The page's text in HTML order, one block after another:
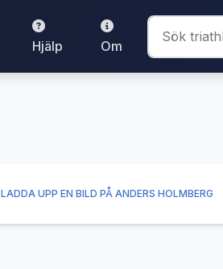
Hjälp Om
LADDA UPP EN BILD PÅ ANDERS HOLMBERG